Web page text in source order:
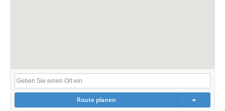
Route planen